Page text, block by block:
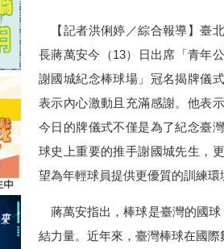
【記者洪俐婷／綜合報導】臺
長蔣萬安今（13）日出席「青年
謝國城紀念棒球場」冠名揭牌儀
表示內心激動且充滿感謝。他表
今日的牌儀式不僅是為了紀念臺
球史上重要的推手謝國城先生，
望為年輕球員提供更優質的訓練
蔣萬安指出，棒球是臺灣的國球
結力量。近年來，臺灣棒球在國